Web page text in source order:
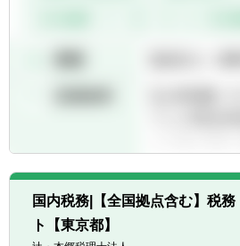
国内税務|【全国拠点含む】税
ト【東京都】